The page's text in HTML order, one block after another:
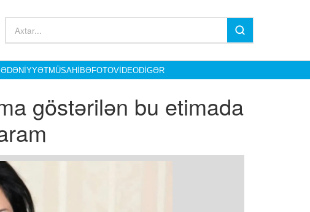
MÜSAHIBƏFOTOVIDEODIGƏR
göstərilən bu etimada